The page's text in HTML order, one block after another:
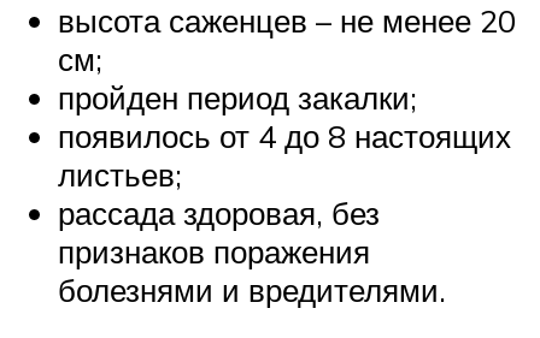
высота саженцев – не менее 20
см;
пройден период закалки;
появилось от 4 до 8 настоящих
листьев;
рассада здоровая, без
признаков поражения
болезнями и вредителями.